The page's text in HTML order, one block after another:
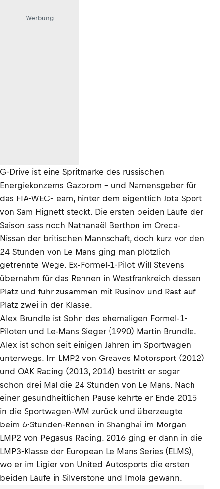
Werbung
G-Drive ist eine Spritmarke des russischen
Energiekonzerns Gazprom – und Namensgeber für
das FIA-WEC-Team, hinter dem eigentlich Jota Sport
von Sam Hignett steckt. Die ersten beiden Läufe der
Saison sass noch Nathanaël Berthon im Oreca-
Nissan der britischen Mannschaft, doch kurz vor den
24 Stunden von Le Mans ging man plötzlich
getrennte Wege. Ex-Formel-1-Pilot Will Stevens
übernahm für das Rennen in Westfrankreich dessen
Platz und fuhr zusammen mit Rusinov und Rast auf
Platz zwei in der Klasse.
Alex Brundle ist Sohn des ehemaligen Formel-1-
Piloten und Le-Mans Sieger (1990) Martin Brundle.
Alex ist schon seit einigen Jahren im Sportwagen
unterwegs. Im LMP2 von Greaves Motorsport (2012)
und OAK Racing (2013, 2014) bestritt er sogar
schon drei Mal die 24 Stunden von Le Mans. Nach
einer gesundheitlichen Pause kehrte er Ende 2015
in die Sportwagen-WM zurück und überzeugte
beim 6-Stunden-Rennen in Shanghai im Morgan
LMP2 von Pegasus Racing. 2016 ging er dann in die
LMP3-Klasse der European Le Mans Series (ELMS),
wo er im Ligier von United Autosports die ersten
beiden Läufe in Silverstone und Imola gewann.